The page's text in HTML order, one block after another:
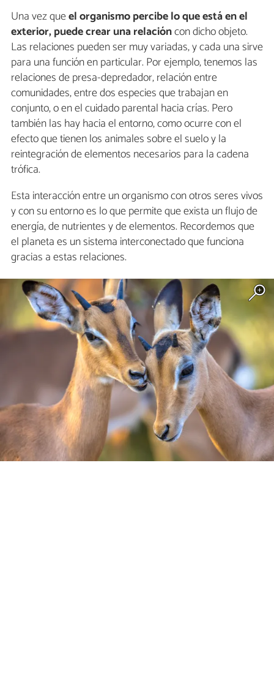
Una vez queel organismo percibe lo que está en el
exterior, puede crear una relacióncon dicho objeto.
Las relaciones pueden ser muy variadas, y cada una sirve
para una función en particular. Por ejemplo, tenemos las
relaciones de presa-depredador, relación entre
comunidades, entre dos especies que trabajan en
conjunto, o en el cuidado parental hacia crías. Pero
también las hay hacia el entorno, como ocurre con el
efecto que tienen los animales sobre el suelo y la
reintegración de elementos necesarios para la cadena
trófica.
Esta interacción entre un organismo con otros seres vivos
y con su entorno es lo que permite que exista un flujo de
energía, de nutrientes y de elementos. Recordemos que
el planeta es un sistema interconectado que funciona
gracias a estas relaciones.